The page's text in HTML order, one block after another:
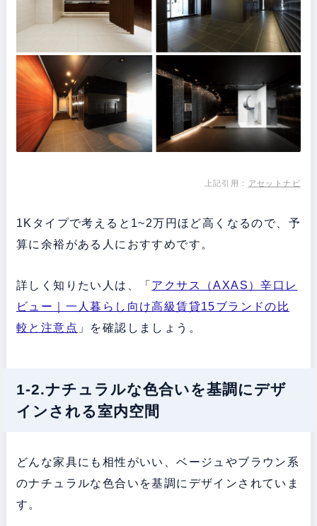
上記引用： アセットナビ
1Kタイプで考えると1~2万円ほど高くなるので、予
算に余裕がある人におすすめです。
詳しく知りたい人は、「 アクサス（AXAS）辛口レ
ビュー｜一人暮らし向け高級賃貸15ブランドの比
較と注意点 」を確認しましょう。
1-2.ナチュラルな色合いを基調にデザ
インされる室内空間
どんな家具にも相性がいい、ベージュやブラウン系
のナチュラルな色合いを基調にデザインされていま
す。